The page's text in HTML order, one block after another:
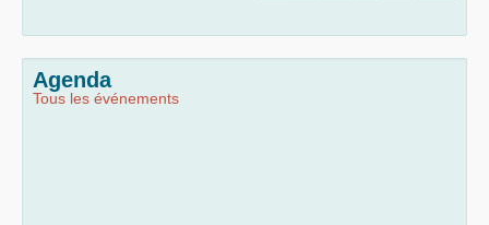
Agenda
Tous les événements